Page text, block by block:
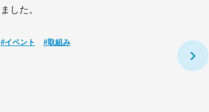
ました。
#イベント #取組み